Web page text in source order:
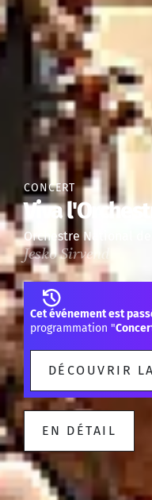
CONCERT
Viva
Orchestre National de
Jesko Sirvend
Cet événement est
programmation "
DÉCOUVRIR
EN DÉTAIL